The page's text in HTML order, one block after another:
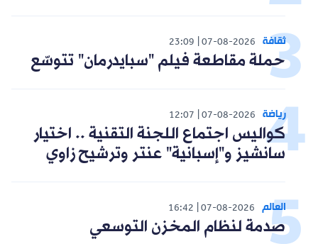
ثقافة 07-08-2026
23:09
حملة مقاطعة فيلم "سبايدرمان" تتوسّع
رياضة 07-08-2026
12:07
كواليس اجتماع اللجنة التقنية .. اختيار
سانشيز و"إسبانية" عنتر وترشيح زاوي
العالم 07-08-2026
16:42
صدمة لنظام المخزن التوسعي